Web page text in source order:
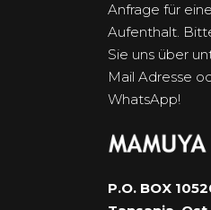
Anfrage für
Aufenthalt.
Sie uns über
Mail Adresse
WhatsApp!
P.O. BOX